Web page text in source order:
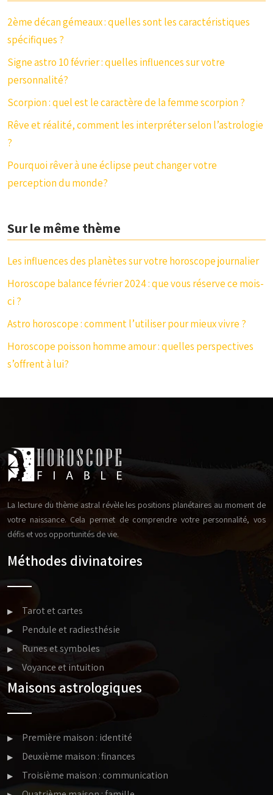
2ème décan gémeaux : quelles sont les caractéristiques
spécifiques ?
Signe astro 10 février : quelles influences sur votre
personnalité?
Scorpion : quel est le caractère de la femme scorpion ?
Rêve et réalité, comment les interpréter selon l’astrologie
?
Pourquoi rêver à une éclipse peut changer votre
perception du monde?
Sur le même thème
Les influences des planètes sur votre horoscope journalier
Horoscope balance février 2024 : que vous réserve ce mois-
ci ?
Astro horoscope : comment l’utiliser pour mieux vivre ?
Horoscope poisson homme amour : quelles perspectives
s’offrent à lui?
La lecture du thème astral révèle les positions planétaires au moment de
votre naissance. Cela permet de comprendre votre personnalité, vos
défis et vos opportunités de vie.
Méthodes divinatoires
Tarot et cartes
Pendule et radiesthésie
Runes et symboles
Voyance et intuition
Maisons astrologiques
Première maison : identité
Deuxième maison : finances
Troisième maison : communication